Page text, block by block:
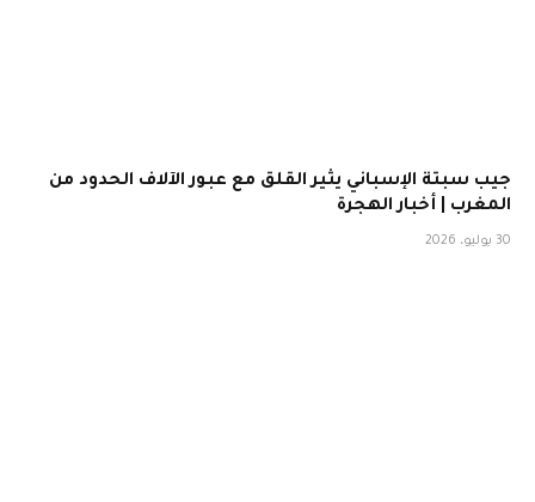
جيب سبتة الإسباني يثير القلق مع عبور الآلاف الحدود من
المغرب | أخبار الهجرة
30 يوليو، 2026